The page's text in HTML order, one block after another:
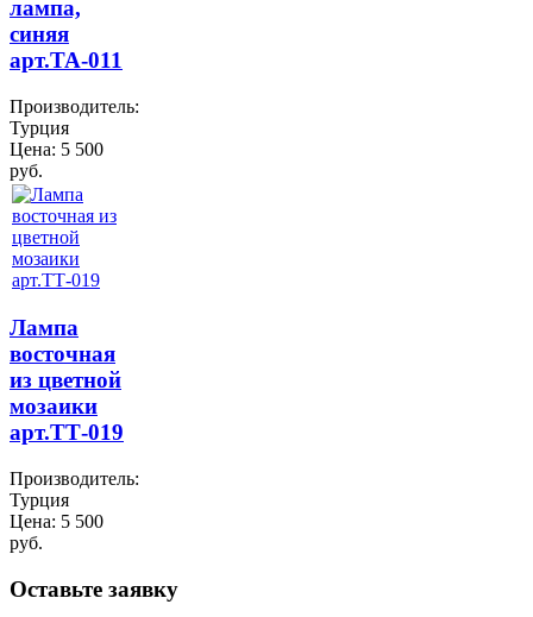
лампа,
синяя
арт.TA-011
Производитель:
Турция
Цена: 5 500
руб.
Лампа
восточная
из цветной
мозаики
арт.TТ-019
Производитель:
Турция
Цена: 5 500
руб.
Оставьте заявку